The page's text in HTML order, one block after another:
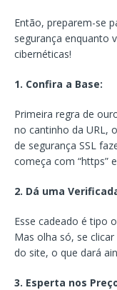
Então, preparem-se
segurança enquanto
cibernéticas!
1. Confira a Base:
Primeira regra de
no cantinho da URL,
de segurança SSL
começa com “https”
2. Dá uma
Esse cadeado é tipo
Mas olha só, se
do site, o que dará
3. Esperta nos